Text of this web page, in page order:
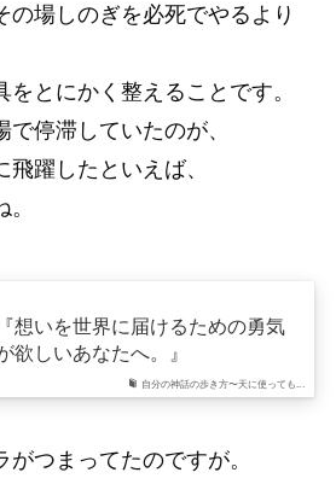
の場しのぎを必死でやるより
をとにかく整えることです。
停滞していたのが、
躍したといえば、
自分の神話の歩き方〜天に使っても...
『想いを世界に届けるための勇気
欲しいあなたへ。』
つまってたのですが。